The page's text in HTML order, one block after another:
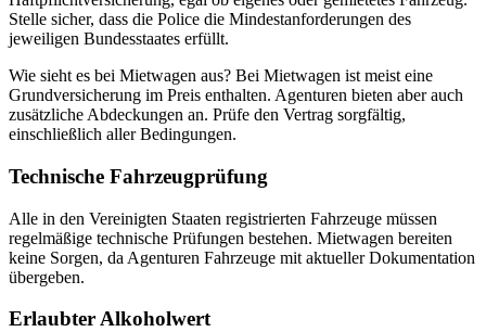
Stelle sicher, dass die Police die Mindestanforderungen des
jeweiligen Bundesstaates erfüllt.
Wie sieht es bei Mietwagen aus? Bei Mietwagen ist meist eine
Grundversicherung im Preis enthalten. Agenturen bieten aber auch
zusätzliche Abdeckungen an. Prüfe den Vertrag sorgfältig,
einschließlich aller Bedingungen.
Technische Fahrzeugprüfung
Alle in den Vereinigten Staaten registrierten Fahrzeuge müssen
regelmäßige technische Prüfungen bestehen. Mietwagen bereiten
keine Sorgen, da Agenturen Fahrzeuge mit aktueller Dokumentation
übergeben.
Erlaubter Alkoholwert